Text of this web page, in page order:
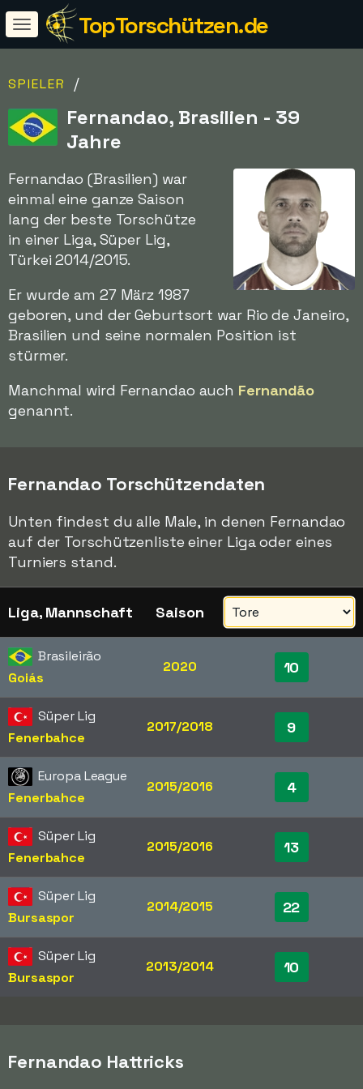
TopTorschützen.de
SPIELER /
Fernandao, Brasilien - 39
Jahre
Fernandao (Brasilien) war
einmal eine ganze Saison
lang der beste Torschütze
in einer Liga, Süper Lig,
Türkei 2014/2015.
Er wurde am 27 März 1987
geboren, und der Geburtsort war Rio de Janeiro,
Brasilien und seine normalen Position ist
stürmer.
Manchmal wird Fernandao auch Fernandão
genannt.
Fernandao Torschützendaten
Unten findest du alle Male, in denen Fernandao
auf der Torschützenliste einer Liga oder eines
Turniers stand.
Liga, Mannschaft Saison
Brasileirão
Goiás
2020 10
Süper Lig
Fenerbahce
2017/2018 9
Europa League
Fenerbahce
2015/2016 4
Süper Lig
Fenerbahce
2015/2016 13
Süper Lig
Bursaspor
2014/2015 22
Süper Lig
Bursaspor
2013/2014 10
Fernandao Hattricks